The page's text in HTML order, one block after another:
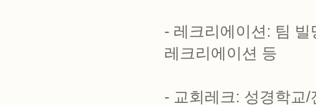
- 레크리에이션: 팀
레크리에이션 등
- 교회레크: 성경학교